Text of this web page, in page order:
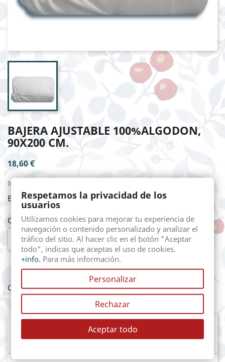
BAJERA AJUSTABLE 100%ALGODON,
90X200 CM.
18,60 €
Impuestos incluidos
BAJERA AJUSTABLE 100%ALGODON, 90X200 cm.
Cantidad
 AÑADIR AL CARRITO
Compartir
Mediante pasarela de pago segura del
Banco Sabadell
Respetamos la privacidad de los
usuarios
Utilizamos cookies para mejorar tu experiencia de
navegación o contenido personalizado y analizar el
tráfico del sitio. Al hacer clic en el botón "Aceptar
todo", indicas que aceptas el uso de cookies.
+info. Para más información.
Personalizar
Rechazar
Aceptar todo